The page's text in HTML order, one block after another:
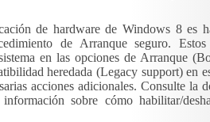
de hardware de Windows 8 es
de Arranque seguro.
en las opciones de Arranque
heredada (Legacy support) en
acciones adicionales. Consulte la
sobre cómo habilitar/